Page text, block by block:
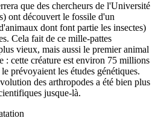
que des chercheurs de l'Université
ont découvert le fossile d'un
dont font partie les insectes)
Cela fait de ce mille-pattes
vieux, mais aussi le premier animal
: cette créature est environ 75 millions
prévoyaient les études génétiques.
des arthropodes a été bien plus
jusque-là.